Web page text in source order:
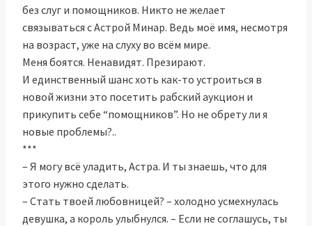
без слуг и помощников. Никто не желает
связываться с Астрой Минар. Ведь моё имя, несмотря
на возраст, уже на слуху во всём мире.
Меня боятся. Ненавидят. Презирают.
И единственный шанс хоть как-то устроиться в
новой жизни это посетить рабский аукцион и
прикупить себе “помощников”. Но не обрету ли я
новые проблемы?..
***
– Я могу всё уладить, Астра. И ты знаешь, что для
этого нужно сделать.
– Стать твоей любовницей? – холодно усмехнулась
девушка, а король улыбнулся. – Если не соглашусь, ты